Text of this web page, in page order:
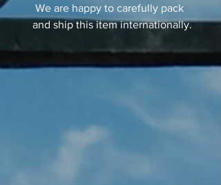
We are happy to carefully pack
and ship this item internationally.